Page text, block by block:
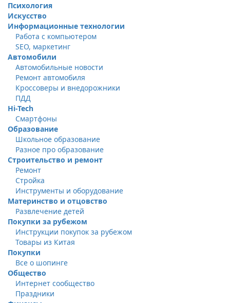
Психология
Искусство
Информационные технологии
Работа с компьютером
SEO, маркетинг
Автомобили
Автомобильные новости
Ремонт автомобиля
Кроссоверы и внедорожники
ПДД
Hi-Tech
Смартфоны
Образование
Школьное образование
Разное про образование
Строительство и ремонт
Ремонт
Стройка
Инструменты и оборудование
Материнство и отцовство
Развлечение детей
Покупки за рубежом
Инструкции покупок за рубежом
Товары из Китая
Покупки
Все о шопинге
Общество
Интернет сообщество
Праздники